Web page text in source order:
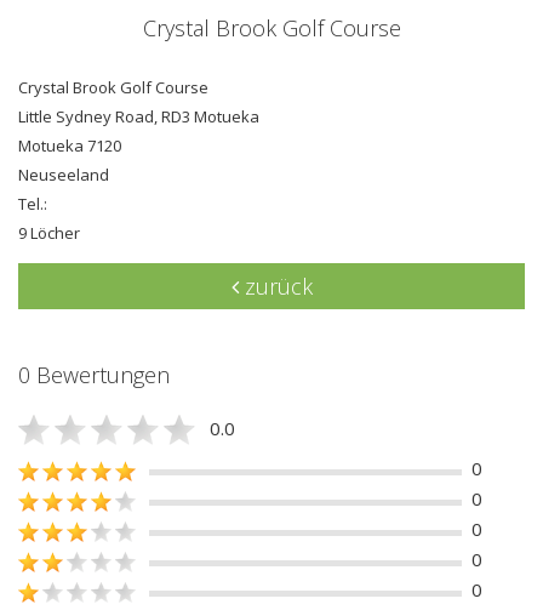
Crystal Brook Golf Course
Crystal Brook Golf Course
Little Sydney Road, RD3 Motueka
Motueka 7120
Neuseeland
Tel.:
9 Löcher
zurück
0 Bewertungen
0.0
0
0
0
0
0